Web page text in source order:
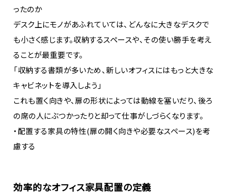
ったのか
デスク上にモノがあふれていては、どんなに大きなデスクで
も小さく感じます。収納するスペースや、その使い勝手を考え
ることが最重要です。
「収納する書類が多いため、新しいオフィスにはもっと大きな
キャビネットを導入しよう」
これも置く向きや、扉の形状によっては動線を塞いだり、後ろ
の席の人にぶつかったりと却って仕事がしづらくなります。
・配置する家具の特性(扉の開く向きや必要なスペース)を考
慮する
効率的なオフィス家具配置の定義